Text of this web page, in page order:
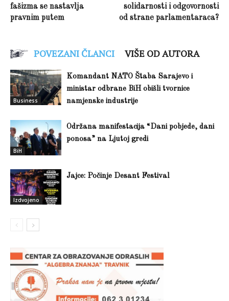
fašizma se nastavlja
pravnim putem
solidarnosti i odgovornosti
od strane parlamentaraca?
POVEZANI ČLANCI VIŠE OD AUTORA
Business
Komandant NATO Štaba Sarajevo i
ministar odbrane BiH obišli tvornice
namjenske industrije
BiH
Održana manifestacija “Dani pobjede, dani
ponosa” na Ljutoj gredi
Izdvojeno
Jajce: Počinje Desant Festival